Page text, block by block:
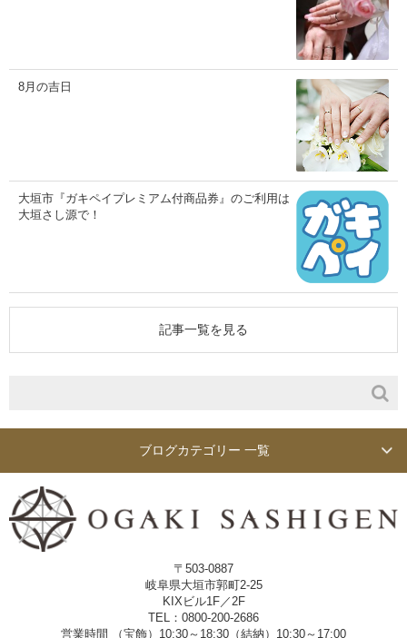
8月の吉日
大垣市『ガキペイプレミアム付商品券』のご利用は
大垣さし源で！
記事一覧を見る
ブログカテゴリー 一覧
〒503-0887
岐阜県大垣市郭町2-25
KIXビル1F／2F
TEL：0800-200-2686
営業時間 （宝飾）10:30～18:30（結納）10:30～17:00